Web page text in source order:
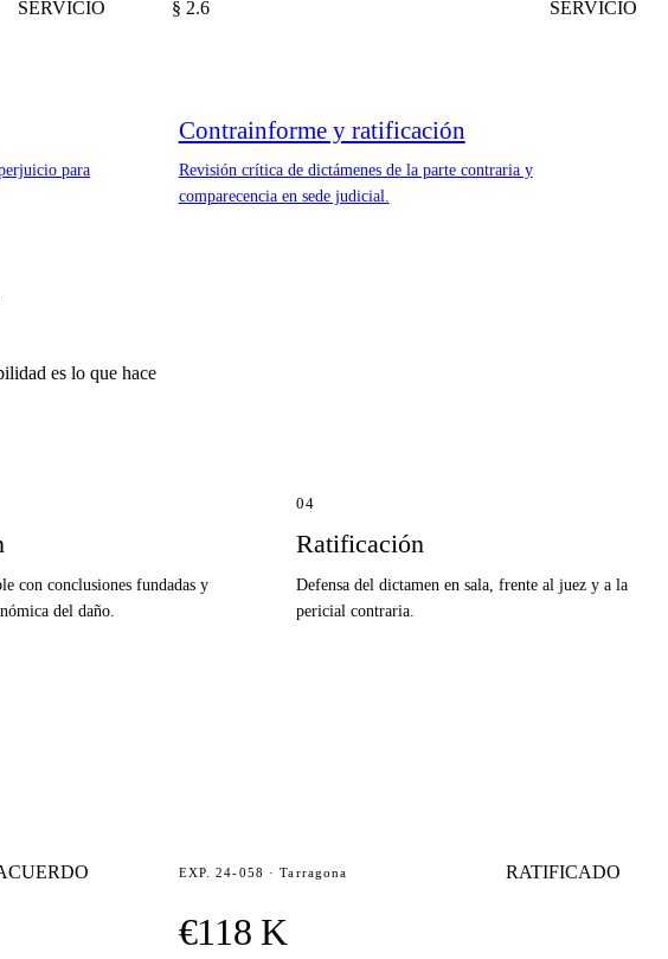
SERVICIO
para
§ 2.6 SERVICIO
Contrainforme y ratificación
Revisión crítica de dictámenes de la parte contraria y
comparecencia en sede judicial.
es lo que hace
con conclusiones fundadas y
del daño.
04
Ratificación
Defensa del dictamen en sala, frente al juez y a la
pericial contraria.
EXP. 24-058 · Tarragona RATIFICADO
€118 K